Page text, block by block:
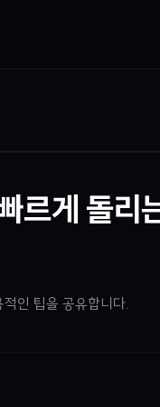
르게 돌리
인 팁을 공유합니다.